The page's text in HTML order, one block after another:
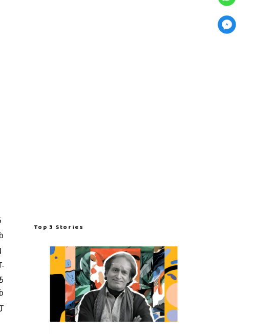
Top 3 Stories